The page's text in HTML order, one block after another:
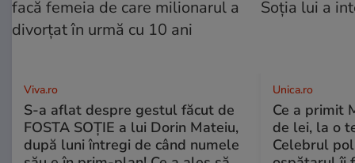
Viva.ro
S-a aflat despre gestul făcut de
FOSTA SOȚIE a lui Dorin Mateiu,
după luni întregi de când numele
Unica.ro
Ce a primit
de lei, la o
Celebrul